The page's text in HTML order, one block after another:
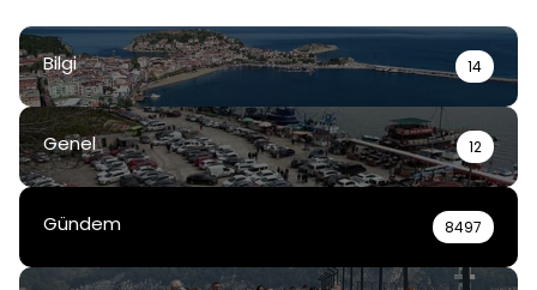
Bilgi 14
Genel 12
Gündem 8497